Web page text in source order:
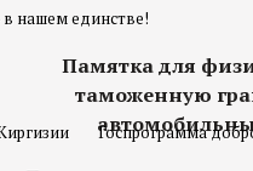
нашем единстве!
Госпрограмма
Памятка для
таможенную